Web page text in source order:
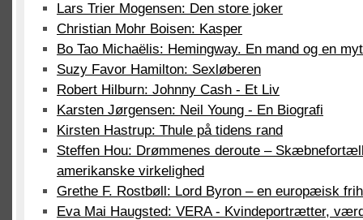
Lars Trier Mogensen: Den store joker
Christian Mohr Boisen: Kasper
Bo Tao Michaëlis: Hemingway. En mand og en
Suzy Favor Hamilton: Sexløberen
Robert Hilburn: Johnny Cash - Et Liv
Karsten Jørgensen: Neil Young - En Biografi
Kirsten Hastrup: Thule på tidens rand
Steffen Hou: Drømmenes deroute –
amerikanske virkelighed
Grethe F. Rostbøll: Lord Byron – en europæisk
Eva Mai Haugsted: VERA - Kvindeportrætter,